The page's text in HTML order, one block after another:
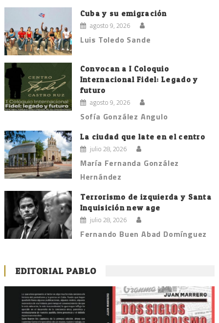
Cuba y su emigración
agosto 9, 2026
Luis Toledo Sande
Convocan a I Coloquio
Internacional Fidel: Legado y
futuro
agosto 9, 2026
Sofía González Angulo
La ciudad que late en el centro
julio 28, 2026
María Fernanda González
Hernández
Terrorismo de izquierda y Santa
Inquisición new age
julio 28, 2026
Fernando Buen Abad Domínguez
EDITORIAL PABLO